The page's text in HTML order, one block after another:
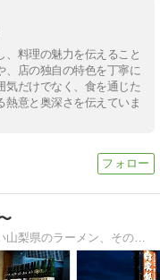
料理の魅力を伝えること
、店の独自の特色を丁寧に
気だけでなく、食を通じた
熱意と奥深さを伝えていま
ラーメン二郎中心でしたが、転居に伴い山梨県のラーメン、その他グルメを中心にご紹介します。二郎もまだまだ現役！適宜ご紹介します。